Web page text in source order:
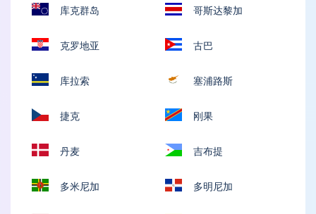
库克群岛 哥斯达黎加
克罗地亚 古巴
库拉索 塞浦路斯
捷克 刚果
丹麦 吉布提
多米尼加 多明尼加